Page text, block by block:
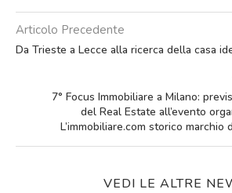
Articolo Precedente
Da Trieste a Lecce alla ricerca della casa
7° Focus Immobiliare a Milano:
del Real Estate all’evento
L’immobiliare.com storico marchio
VEDI LE ALTRE